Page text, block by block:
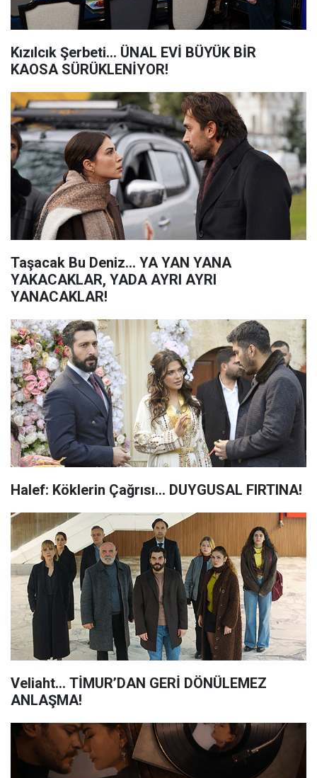
Kızılcık Şerbeti... ÜNAL EVİ BÜYÜK BİR
KAOSA SÜRÜKLENİYOR!
Taşacak Bu Deniz... YA YAN YANA
YAKACAKLAR, YADA AYRI AYRI
YANACAKLAR!
Halef: Köklerin Çağrısı... DUYGUSAL FIRTINA!
Veliaht... TİMUR’DAN GERİ DÖNÜLEMEZ
ANLAŞMA!